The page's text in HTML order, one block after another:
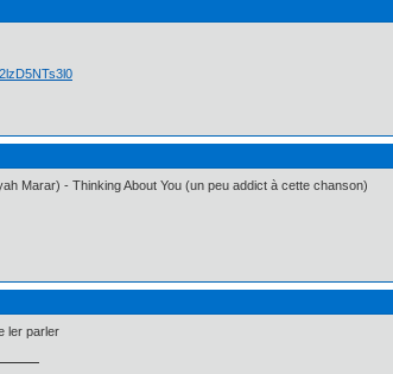
Marar) - Thinking About You (un peu addict à cette chanson)
ler parler